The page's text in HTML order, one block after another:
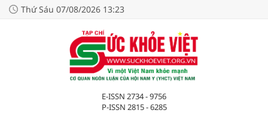
Thứ Sáu 07/08/2026 13:23
E-ISSN 2734 - 9756
P-ISSN 2815 - 6285